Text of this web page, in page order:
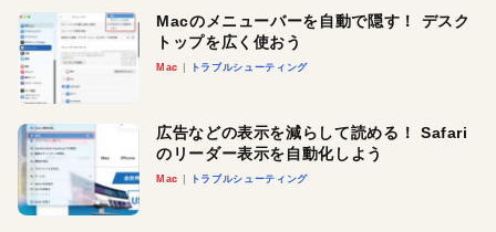
Macのメニューバーを自動で隠す！ デスク
トップを広く使おう
Mac トラブルシューティング
広告などの表示を減らして読める！ Safari
のリーダー表示を自動化しよう
Mac トラブルシューティング